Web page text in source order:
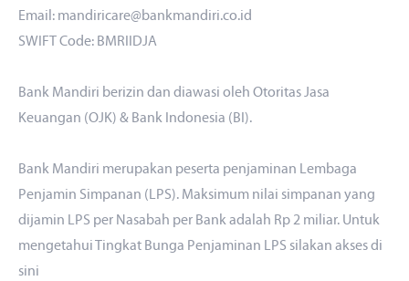
Email: mandiricare@bankmandiri.co.id
SWIFT Code: BMRIIDJA
Bank Mandiri berizin dan diawasi oleh Otoritas Jasa
Keuangan (OJK) & Bank Indonesia (BI).
Bank Mandiri merupakan peserta penjaminan Lembaga
Penjamin Simpanan (LPS). Maksimum nilai simpanan yang
dijamin LPS per Nasabah per Bank adalah Rp 2 miliar. Untuk
mengetahui Tingkat Bunga Penjaminan LPS silakan aksesdi
sini